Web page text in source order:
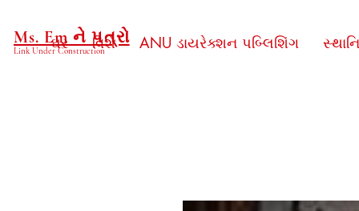
Ms. Em ને પત્રો
Link Under Construction
ઘર વિશે ANU ડાયરેક્શન પબ્લિશિંગ